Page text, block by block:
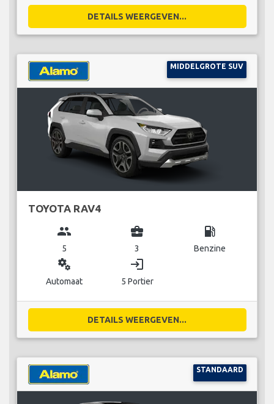
DETAILS WEERGEVEN...
MIDDELGROTE SUV
TOYOTA RAV4
group
5
business_center
3
local_gas_station
Benzine
miscellaneous_services
Automaat
login
5 Portier
DETAILS WEERGEVEN...
STANDAARD